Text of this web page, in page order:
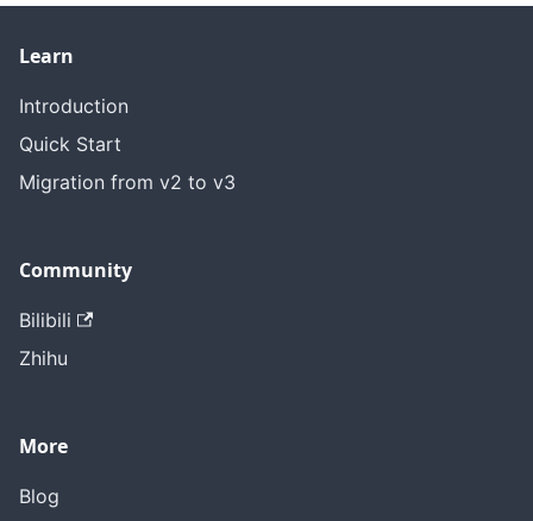
Learn
Introduction
Quick Start
Migration from v2 to v3
Community
Bilibili
Zhihu
More
Blog